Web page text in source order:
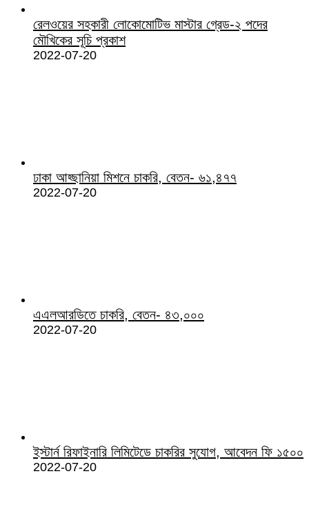
রেলওয়ের সহকারী লোকোমোটিভ মাস্টার গ্রেড-২ পদের
মৌখিকের সূচি প্রকাশ
2022-07-20
ঢাকা আহ্ছানিয়া মিশনে চাকরি, বেতন- ৬১,৪৭৭
2022-07-20
এএলআরডিতে চাকরি, বেতন- ৪৩,০০০
2022-07-20
ইস্টার্ন রিফাইনারি লিমিটেডে চাকরির সুযোগ, আবেদন ফি ১৫০০
2022-07-20